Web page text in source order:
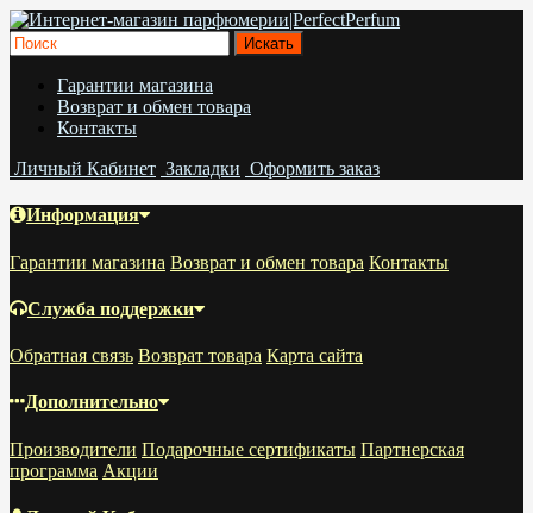
Гарантии магазина
Возврат и обмен товара
Контакты
Личный Кабинет Закладки Оформить заказ
Информация
Гарантии магазина Возврат и обмен товара Контакты
Служба поддержки
Обратная связь Возврат товара Карта сайта
Дополнительно
Производители Подарочные сертификаты Партнерская
программа Акции